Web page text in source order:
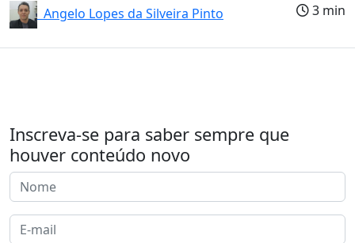
Angelo Lopes da Silveira Pinto
3 min
Inscreva-se para saber sempre que
houver conteúdo novo